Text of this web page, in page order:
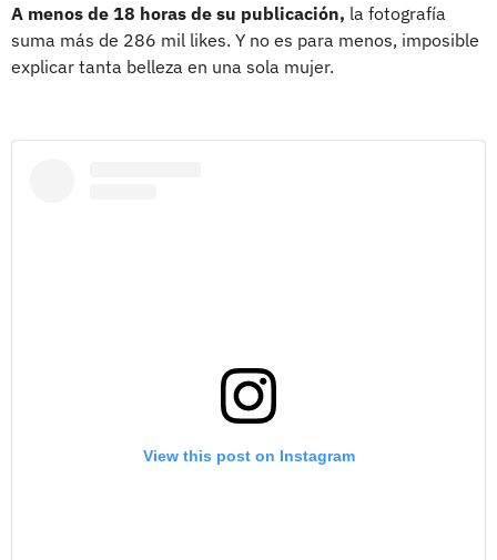
A menos de 18 horas de su publicación, la fotografía
suma más de 286 mil likes. Y no es para menos, imposible
explicar tanta belleza en una sola mujer.
View this post on Instagram